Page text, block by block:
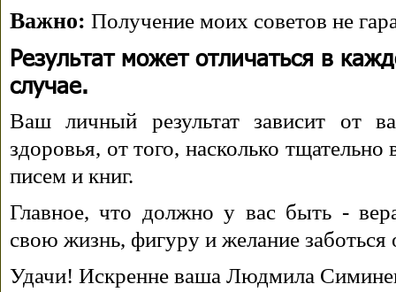
Важно: Получение моих советов не
Результат может отличаться в
случае.
Ваш личный результат зависит от
здоровья, от того, насколько
писем и книг.
Главное, что должно у вас быть -
свою жизнь, фигуру и желание заботься
Удачи! Искренне ваша Людмила